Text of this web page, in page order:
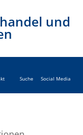
und
Suche Social Media